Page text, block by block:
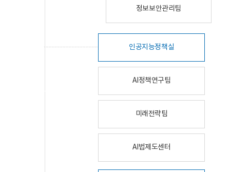
정보보안관리팀
인공지능정책실
AI정책연구팀
미래전략팀
AI법제도센터